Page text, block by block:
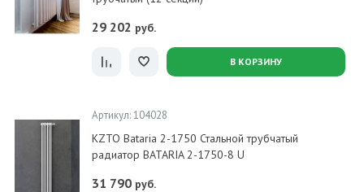
29 202 руб.
В КОРЗИНУ
Артикул: 104028
KZTO Bataria 2-1750 Стальной трубчатый
радиатор BATARIA 2-1750-8 U
31 790 руб.